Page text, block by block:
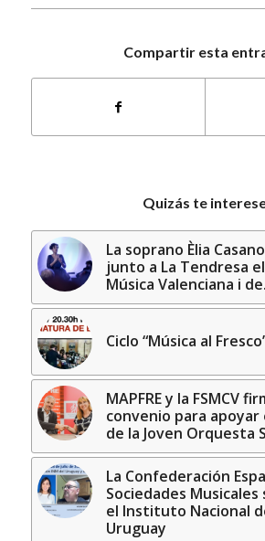
Compartir esta
Quizás te
La soprano Èlia
junto a La Tendresa
Música Valenciana i
Ciclo “Música al
MAPFRE y la FSMCV
convenio para
de la Joven Orquesta
La Confederación
Sociedades
el Instituto Nacional
Uruguay